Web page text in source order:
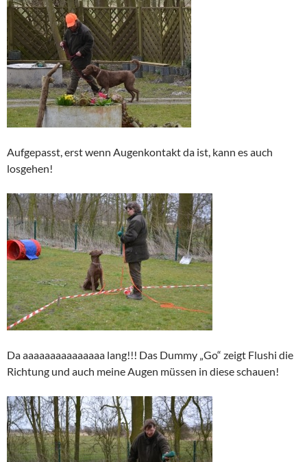
Aufgepasst, erst wenn Augenkontakt da ist, kann es auch
losgehen!
Da aaaaaaaaaaaaaaa lang!!! Das Dummy „Go“ zeigt Flushi die
Richtung und auch meine Augen müssen in diese schauen!